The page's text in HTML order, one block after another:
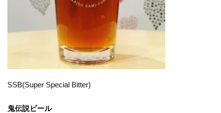
SSB(Super Special Bitter)
鬼伝説ビール